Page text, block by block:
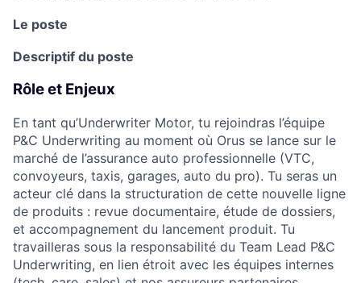
Le poste
Descriptif du poste
Rôle et Enjeux
En tant qu’Underwriter Motor, tu rejoindras l’équipe
P&C Underwriting au moment où Orus se lance sur le
marché de l’assurance auto professionnelle (VTC,
convoyeurs, taxis, garages, auto du pro). Tu seras un
acteur clé dans la structuration de cette nouvelle ligne
de produits : revue documentaire, étude de dossiers,
et accompagnement du lancement produit. Tu
travailleras sous la responsabilité du Team Lead P&C
Underwriting, en lien étroit avec les équipes internes